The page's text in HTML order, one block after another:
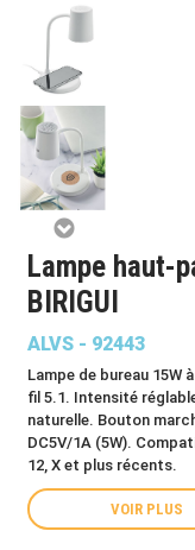
Lampe haut-
BIRIGUI
ALVS - 92443
Lampe de bureau 15W
fil 5.1. Intensité
naturelle. Bouton
DC5V/1A (5W).
12, X et plus récents.
VOIR PLUS